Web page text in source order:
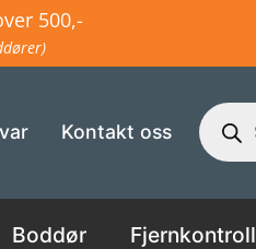
500,-
Kontakt oss
Boddør Fjernkontroll